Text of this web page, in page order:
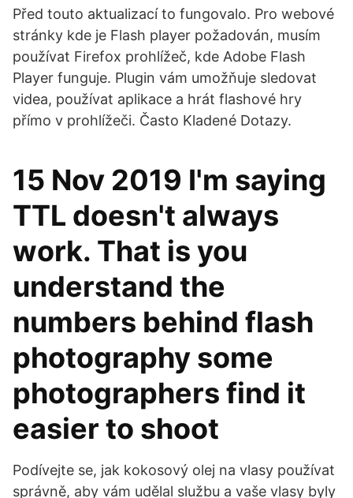
Před touto aktualizací to fungovalo. Pro webové
stránky kde je Flash player požadován, musím
používat Firefox prohlížeč, kde Adobe Flash
Player funguje. Plugin vám umožňuje sledovat
videa, používat aplikace a hrát flashové hry
přímo v prohlížeči. Často Kladené Dotazy.
15 Nov 2019 I'm saying
TTL doesn't always
work. That is you
understand the
numbers behind flash
photography some
photographers find it
easier to shoot
Podívejte se, jak kokosový olej na vlasy používat
správně, aby vám udělal službu a vaše vlasy byly